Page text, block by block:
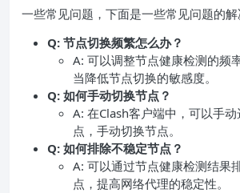
一些常见问题，下面是一些常见问题的解
Q: 节点切换频繁怎么办？
A: 可以调整节点健康检测的频
当降低节点切换的敏感度。
Q: 如何手动切换节点？
A: 在Clash客户端中，可以手
点，手动切换节点。
Q: 如何排除不稳定节点？
A: 可以通过节点健康检测结果
点，提高网络代理的稳定性。